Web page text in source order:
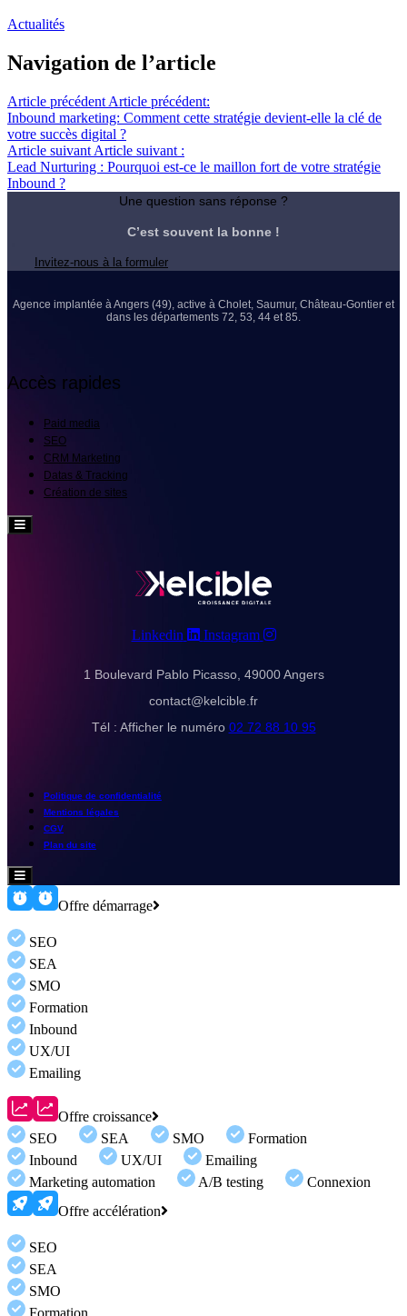
Actualités
Navigation de l’article
Article précédent Article précédent:
Inbound marketing: Comment cette stratégie devient-elle la clé de
votre succès digital ?
Article suivant Article suivant :
Lead Nurturing : Pourquoi est-ce le maillon fort de votre stratégie
Inbound ?
Une question sans réponse ?
C’est souvent la bonne !
Invitez-nous à la formuler
Agence implantée à Angers (49), active à Cholet, Saumur, Château-Gontier et
dans les départements 72, 53, 44 et 85.
Accès rapides
Paid media
SEO
CRM Marketing
Datas & Tracking
Création de sites
Hamburger
Toggle
Linkedin Instagram
1 Boulevard Pablo Picasso, 49000 Angers
contact@kelcible.fr
Tél : Afficher le numéro 02 72 88 10 95
Politique de confidentialité
Mentions légales
CGV
Plan du site
Hamburger
Toggle
Menu
Offre démarrage
SEO
SEA
SMO
Formation
Inbound
UX/UI
Emailing
Offre croissance
SEO
SEA SMO
Formation
Inbound
UX/UI
Emailing
Marketing automation
A/B testing
Connexion
Offre accélération
SEO
SEA
SMO
Formation